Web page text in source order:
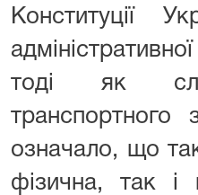
Конституції
тоді як
транспортного
означало, що
фізична, так і